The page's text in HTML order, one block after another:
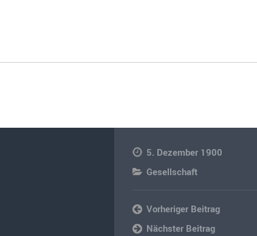
5. Dezember 1900
Gesellschaft
Vorheriger Beitrag
Nächster Beitrag